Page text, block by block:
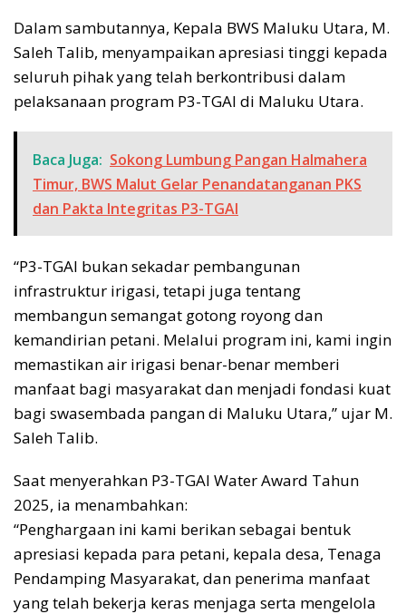
Dalam sambutannya, Kepala BWS Maluku Utara, M.
Saleh Talib, menyampaikan apresiasi tinggi kepada
seluruh pihak yang telah berkontribusi dalam
pelaksanaan program P3-TGAI di Maluku Utara.
Baca Juga: Sokong Lumbung Pangan Halmahera
Timur, BWS Malut Gelar Penandatanganan PKS
dan Pakta Integritas P3-TGAI
“P3-TGAI bukan sekadar pembangunan
infrastruktur irigasi, tetapi juga tentang
membangun semangat gotong royong dan
kemandirian petani. Melalui program ini, kami ingin
memastikan air irigasi benar-benar memberi
manfaat bagi masyarakat dan menjadi fondasi kuat
bagi swasembada pangan di Maluku Utara,” ujar M.
Saleh Talib.
Saat menyerahkan P3-TGAI Water Award Tahun
2025, ia menambahkan:
“Penghargaan ini kami berikan sebagai bentuk
apresiasi kepada para petani, kepala desa, Tenaga
Pendamping Masyarakat, dan penerima manfaat
yang telah bekerja keras menjaga serta mengelola